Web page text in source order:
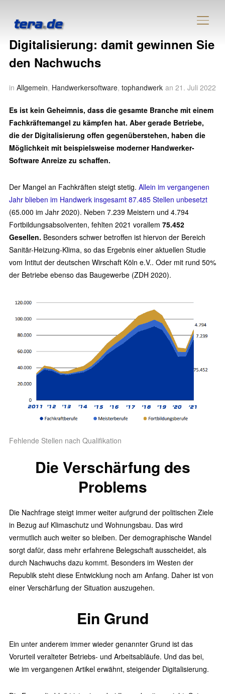
Digitalisierung: damit gewinnen Sie
den Nachwuchs
in Allgemein, Handwerkersoftware, tophandwerk an 21. Juli 2022
Es ist kein Geheimnis, dass die gesamte Branche mit einem
Fachkräftemangel zu kämpfen hat. Aber gerade Betriebe,
die der Digitalisierung offen gegenüberstehen, haben die
Möglichkeit mit beispielsweise moderner Handwerker-
Software Anreize zu schaffen.
Der Mangel an Fachkräften steigt stetig. Allein im vergangenen
Jahr blieben im Handwerk insgesamt 87.485 Stellen unbesetzt
(65.000 im Jahr 2020). Neben 7.239 Meistern und 4.794
Fortbildungsabsolventen, fehlten 2021 vorallem 75.452
Gesellen. Besonders schwer betroffen ist hiervon der Bereich
Sanitär-Heizung-Klima, so das Ergebnis einer aktuellen Studie
vom Intitut der deutschen Wirschaft Köln e.V.. Oder mit rund 50%
der Betriebe ebenso das Baugewerbe (ZDH 2020).
Fehlende Stellen nach Qualifikation
Die Verschärfung des
Problems
Die Nachfrage steigt immer weiter aufgrund der politischen Ziele
in Bezug auf Klimaschutz und Wohnungsbau. Das wird
vermutlich auch weiter so bleiben. Der demographische Wandel
sorgt dafür, dass mehr erfahrene Belegschaft ausscheidet, als
durch Nachwuchs dazu kommt. Besonders im Westen der
Republik steht diese Entwicklung noch am Anfang. Daher ist von
einer Verschärfung der Situation auszugehen.
Ein Grund
Ein unter anderem immer wieder genannter Grund ist das
Vorurteil veralteter Betriebs- und Arbeitsabläufe. Und das bei,
wie im vergangenen Artikel erwähnt, steigender Digitalisierung.